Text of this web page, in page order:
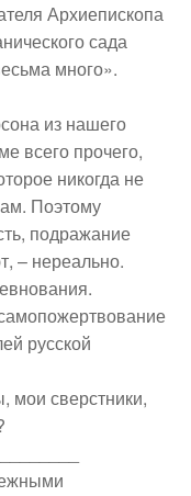
Архиепископа
сада
много».
из нашего
всего прочего,
никогда не
Поэтому
подражание
– нереально.
русской
мои сверстники,